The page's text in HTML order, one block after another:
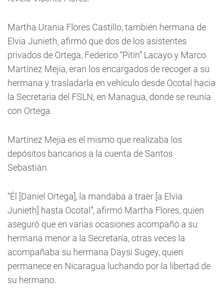
Martha Urania Flores Castillo, también hermana de
Elvia Junieth, afirmó que dos de los asistentes
privados de Ortega, Federico “Pitín” Lacayo y Marco
Martínez Mejia, eran los encargados de recoger a su
hermana y trasladarla en vehículo desde Ocotal hacia
la Secretaria del FSLN, en Managua, donde se reunía
con Ortega.
Martínez Mejia es el mismo que realizaba los
depósitos bancarios a la cuenta de Santos
Sebastián.
“Él [Daniel Ortega], la mandaba a traer [a Elvia
Junieth] hasta Ocotal”, afirmó Martha Flores, quien
aseguró que en varias ocasiones acompañó a su
hermana menor a la Secretaría, otras veces la
acompañaba su hermana Daysi Sugey, quien
permanece en Nicaragua luchando por la libertad de
su hermano.